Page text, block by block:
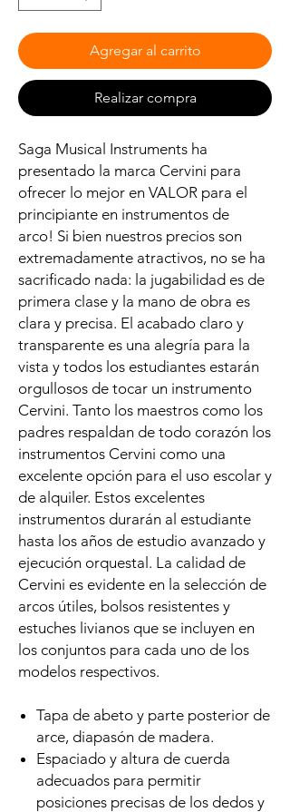
Agregar al carrito
Realizar compra
Saga Musical Instruments ha
presentado la marca Cervini para
ofrecer lo mejor en VALOR para el
principiante en instrumentos de
arco! Si bien nuestros precios son
extremadamente atractivos, no se ha
sacrificado nada: la jugabilidad es de
primera clase y la mano de obra es
clara y precisa. El acabado claro y
transparente es una alegría para la
vista y todos los estudiantes estarán
orgullosos de tocar un instrumento
Cervini. Tanto los maestros como los
padres respaldan de todo corazón los
instrumentos Cervini como una
excelente opción para el uso escolar y
de alquiler. Estos excelentes
instrumentos durarán al estudiante
hasta los años de estudio avanzado y
ejecución orquestal. La calidad de
Cervini es evidente en la selección de
arcos útiles, bolsos resistentes y
estuches livianos que se incluyen en
los conjuntos para cada uno de los
modelos respectivos.
Tapa de abeto y parte posterior de
arce, diapasón de madera.
Espaciado y altura de cuerda
adecuados para permitir
posiciones precisas de los dedos y